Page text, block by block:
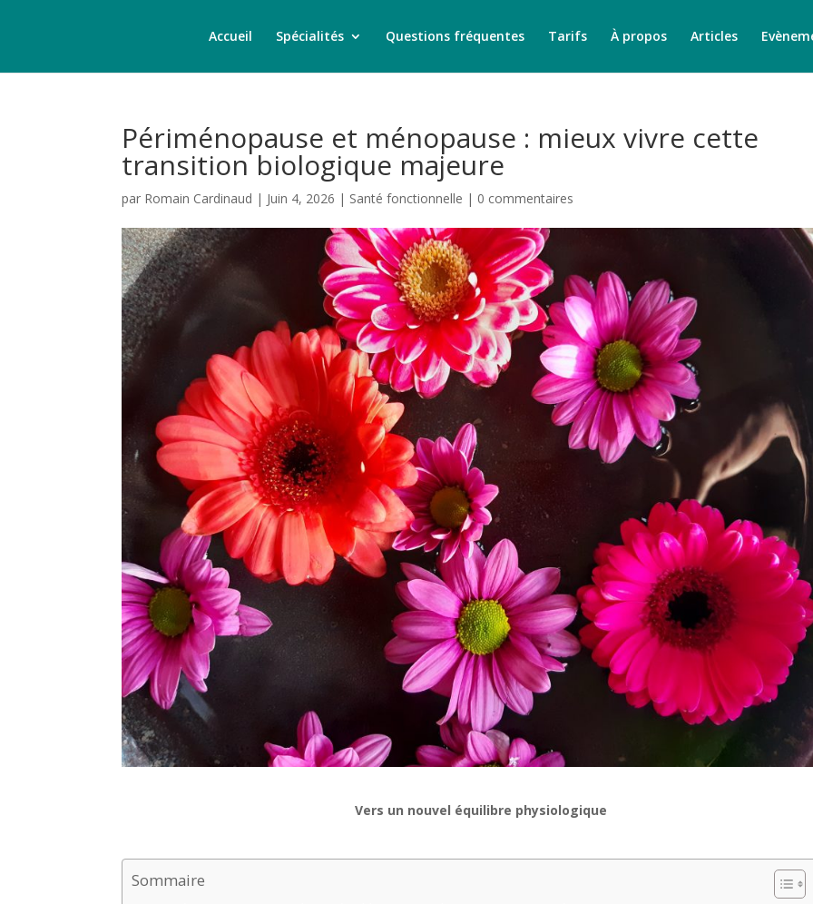
Accueil Spécialités Questions fréquentes Tarifs À propos Articles
Périménopause et ménopause : mieux vivre cette
transition biologique majeure
par Romain Cardinaud | Juin 4, 2026 | Santé fonctionnelle | 0 commentaires
Vers un nouvel équilibre physiologique
Sommaire